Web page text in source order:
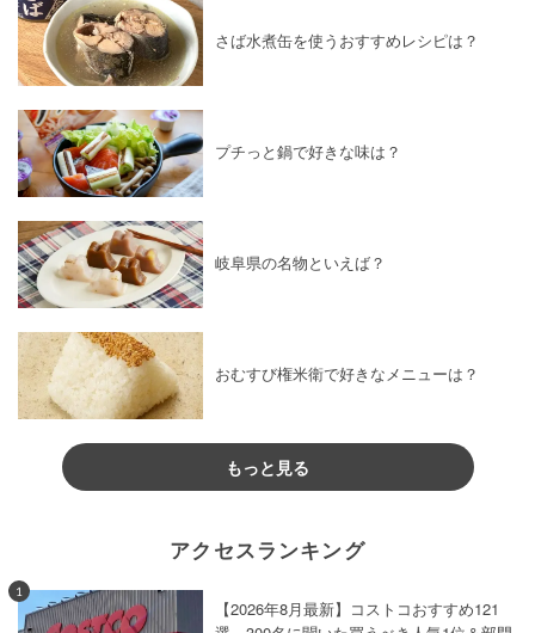
さば水煮缶を使うおすすめレシピは？
プチっと鍋で好きな味は？
岐阜県の名物といえば？
おむすび権米衛で好きなメニューは？
もっと見る
アクセスランキング
1
【2026年8月最新】コストコおすすめ121